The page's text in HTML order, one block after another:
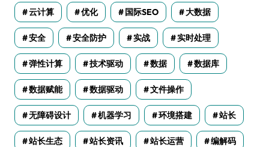
云计算 优化 国际SEO 大数据
安全 安全防护 实战 实时处理
弹性计算 技术驱动 数据 数据库
数据赋能 数据驱动 文件操作
无障碍设计 机器学习 环境搭建 站长
站长生态 站长资讯 站长运营 编解码